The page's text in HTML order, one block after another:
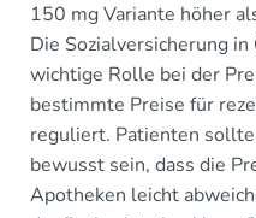
150 mg Variante höher
Die Sozialversicherung
wichtige Rolle bei der
bestimmte Preise für
reguliert. Patienten
bewusst sein, dass die
Apotheken leicht